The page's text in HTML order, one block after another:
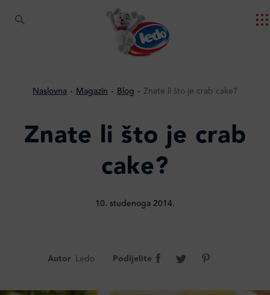
Naslovna Magazin Blog Znate li što je crab cake?
Znate li što je crab
cake?
10. studenoga 2014.
Autor Ledo Podijelite